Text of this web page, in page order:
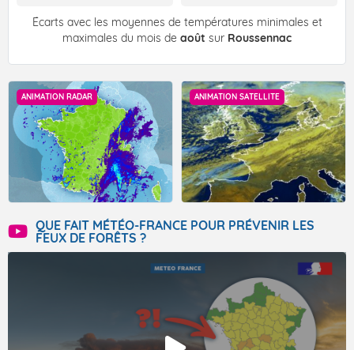
Écarts avec les moyennes de températures minimales et
maximales du mois de août sur Roussennac
ANIMATION RADAR ANIMATION SATELLITE
QUE FAIT MÉTÉO-FRANCE POUR PRÉVENIR LES
FEUX DE FORÊTS ?